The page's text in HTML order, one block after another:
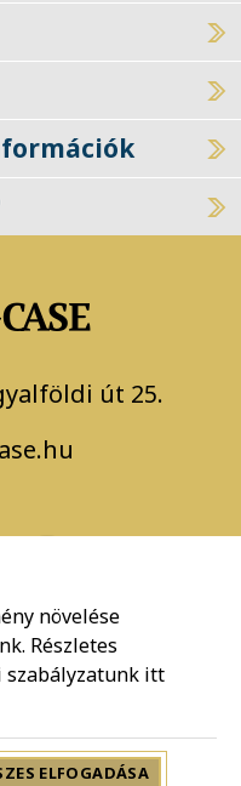
út 25.
növelése
Részletes
szabályzatunk itt
ELFOGADÁSA